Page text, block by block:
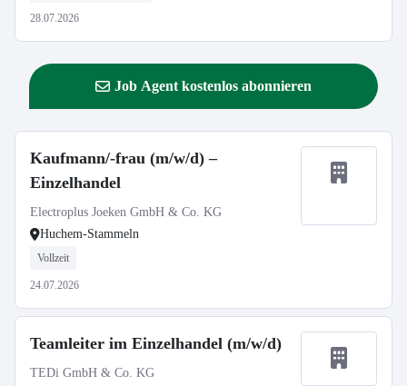
28.07.2026
Job Agent kostenlos abonnieren
Kaufmann/-frau (m/w/d) –
Einzelhandel
Electroplus Joeken GmbH & Co. KG
Huchem-Stammeln
Vollzeit
24.07.2026
Teamleiter im Einzelhandel (m/w/d)
TEDi GmbH & Co. KG